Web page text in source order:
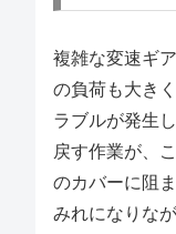
複雑な変速ギ
の負荷も大き
ラブルが発生
戻す作業が、
のカバーに阻
みれになりな